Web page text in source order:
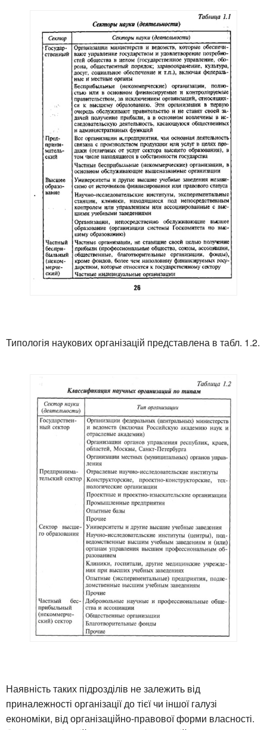
Типологія наукових організацій представлена в табл. 1.2.
Наявність таких підрозділів не залежить від приналежності організації до тієї чи іншої галузі економіки, від організаційно-правової форми власності. Серед організаційних структур інноваційного менеджменту особлива роль належить малим фірмам. Однією з найважливіших проблем інноваційного бізнесу є проблема фінансування. У вирішенні цієї проблеми беруть участь організації, що займаються підтримкою інноваційних фірм та підприємців. Такими організаціями є інкубатори бізнесу (бізнес-інкубатори) і інкубатори технологій. Розглянемо більш детально сутність та напрямки діяльності таких організацій. Зростання складності та комплексності наукових досліджень і розробок сприяло появі і розвитку бізнес-інкубаторів. Головне призначення «інкубаторів» - підтримка дрібного, переважно інноваційного, підприємництва. У різних літературних джерелах інкубатори називають по-різному: «інноваційний центр», «підприємницький центр», «технологічний бізнес-центр». Незважаючи на різні назви, відмінною рисою цієї форми організації інноваційної діяльності є те, що бізнес-інкубатори займаються розвитком не конкретного товару, а незалежного господарюючого суб'єкта. Перші бізнес-інкубатори з'явилися наприкінці 70-х - початку 80-х років і дотримувалися двох стратегічних ліній. Перша стратегія базувалася на наданні при створенні нових фірмам приміщень. Друга стратегія також передбачала виділення приміщень, але основним в ній було надання всякого роду послуг і патронаж фірм. У розвинених капіталістичних країнах під час створення і функціонування бізнес-інкубаторів практично використовується друга стратегія. Проте в Росії при вкрай високих ставках за оренду приміщень перший напрямок є суттєвою формою підтримки науково-технічного підприємництва. У країнах з ринковою економікою інкубатори організуються і фінансуються за рахунок коштів місцевих органів влади, університетів та інших навчальних закладів, промислових корпорацій, субсидій (часто зворотних) від центрального уряду. Разом з тим діяльність бізнес-інкубаторів базується на використанні значних обсягів капіталізованих коштів, тобто коштів, вже вкладених у нерухомість та науково-виробничі фонди, причому це - довготривалі і ризикові вкладення. В результаті створення бізнес-інкубаторів можуть здійснити тільки стабільні у фінансовому відношенні структури. Більшість бізнес-інкубаторів являють собою змішані підприємства. Серед них можна виділити чотири основних види: корпоративні; громадські; університетські; приватні. Бізнес-інкубатори розрізняються по переважному джерела фінансових коштів і за метою створення. Слід зазначити, що між бізнес-інкубаторами є серйозні відмінності, що робить неправомірним універсальний підхід при їх освіту. При створенні бізнес-інкубаторів велике значення має детальне опрацювання засновницьких документів. Як правило, процедура проходження фірм-клієнтів через бізнес-інкубатор передбачає чотири основні етапи. 1. Відбір клієнта з числа претендентів. Критеріями відбору є новизна ідеї та реальність її втілення в життя силами малої фірми. Якщо претендент визнається перспективним, з ним укладається договір на оренду приміщення, що вимагає щомісячного підтвердження сторін, який може бути розірваний за бажанням однієї з них. Тоді клієнт у місячний термін зобов'язаний звільнити займану площу. 2. Вселення і перший рік роботи в умовах технопарку. Клієнт отримує фінансову, технічну та іншу допомогу на пільгових умовах. Технопарковому структури надають висококласні консультації з організаційно-економічних аспектів діяльності малих фірм: ведення бухгалтерського обліку, податків, юридичних проблем, - з питань використання різноманітних урядових програм. 3. Становлення і зростання фірми, збільшення числа її працівників. 4. Вихід фірми. 5. Адміністрація допомагає «дозрілими» клієнту підшукати нове приміщення і переїхати. Більшість дрібних американських компаній, що користуються послугами бізнес-інкубаторів, як правило, пов'язані з використанням високих технологій. При цьому тільки 60% фірм на першому етапі існування покривають витрати самостійно. Слід також зазначити, що лише 50% фірм можуть представити обгрунтований бізнес-план своєї діяльності, отже, особливо важливо ефективне функціонування управлінського блоку бізнес-інкубатора. Успішна діяльність бізнес-інкубатора забезпечується гнучкою політикою в доборі потенційних клієнтів, надійної експертизою пропонованих до реалізації проектів і ідей, диференційованим підходом до діяльності інкубіруемих фірм на різних етапах їх функціонування. Доходи інкубаторів як комерційних підприємств складаються з таких джерел: орендна плата, що отримується від клієнтів, за наймання приміщень; продаж послуг різного роду; участь у прибутках тих інкубіруемих фірм, у які парк (інкубатор) як підприємство вклав свої кошти. Перші два джерела є основними, оскільки і приміщення і послуги зазвичай надаються на пільгових умовах. Однак при кваліфікованому відборі кандидатів (для цього потрібен великий конкурс, що в російських умовах цілком можливо) і хорошому управлінні останнє джерело може стати досить вагомим. З ним пов'язані перспективи діяльності бізнес-інкубаторів як комерційних підприємств. Бізнес-інкубатори сприяють прискоренню використання науково-технічних досягнень, розвитку підприємництва в області наукомістких технологій, сприяють структурним зрушенням в економіці, зростання зайнятості та добробуту. При оцінці діяльності бізнес-інкубаторів в міжнародній практиці використовуються такі показники: число фірм, що діють на площах бізнес-інкубатора; розміри цих фірм; їх вік і походження; спеціалізація фірм (наукомістка чи ні); • відсоток фірм, які припиняють свою діяльність на раз особистих етапах існування внаслідок: 1) комерційної неспроможності; 2) неспроможність закладених в її основу ідей або передумов; темпи зростання економічної діяльності клієнтів; перепрофілювання фірм у процесі самостійного існування. При цьому вагомість кожного з перерахованих критеріїв для різних бізнес-інкубаторів неоднакова. Якщо бізнес-інкубатор створений при науковому центрі і його основним завданням є комерціалізація нововведень, то на перший план висувається показник рівня наукоємності клієнтів у поєднанні з параметрами їх економічної діяльності. Якщо акцентуються проблеми пожвавлення економіки регіону, боротьба з безробіттям, то важливішим є загальне число робочих місць, вік фірми і її походження. Адже якщо парк (інкубатор) поповнюється не за рахунок новостворених підприємств, а за рахунок переїзду вже існуючих, то для регіону ефект від бізнес-інкубатора буде нульовим, хоча в плані комерційної діяльності інкубатора це і вигідно. У країнах з розвиненою ринковою економікою комбінація сильного наукового центру з науковим парком інкубаторських типу довела свою ефективність. В умовах Росії інкубаторських структури можуть бути організовані на базі вищих навчальних закладів і наукових центрів. Разом з тим, з огляду на недостатнє фінансування вищої школи, доцільно залучення великих фінансових інвесторів, насамперед в особі комерційних банків та інвестиційних фондів. Найбільш перспективним представляється спеціалізація бізнес-інкубаторів на підтримці фірм, які здійснюють вихід на ринок, у тому числі на світовій, з якісно новими товарами, що здійснюються з використанням нових технічних і технологічних принципів, що забезпечують практичне застосування фундаментальних і прикладних досліджень у виробництві товарів, наданні послуг, вдосконалення організації виробництва. Залежно від спеціалізації бізнес-інкубатора формуються і визначаються умови для його створення: необхідний обсяг фінансових коштів; матеріально-технічна база; принципи відбору потенційних клієнтів; характер послуг, що надаються; принципи взаємин з фірмами, що виходять з бізнес-інкубатора. Діяльність бізнес-інкубаторів здійснюється відповідно до вибраної стратегії. Однак при будь-якому варіанті стратегії обов'язкова наявність в бізнес-інкубаторі наступних високопрофесійних структур: експертної ради, що здійснює оцінку клієнтів для «витримки», відповідно до обраної спеціалізації бізнес-інкубатора; керуючого блоку бізнес-інкубатора, у функції якого крім управління незалежної господарської структурою входять: 1) розробка та коригування індивідуальної програми проходження інкубіруемой фірмою всіх етапів її життєдіяльності в бізнес-інкубаторі; 2) визначення індивідуально для кожної інкубіруемой фірми достатнього обсягу пільг; 3) вироблення економічної та фінансової політики взаємин з вийшли з інкубатора фірмами. Перелічені специфічні функції керуючого блоку є найбільш складними в організаційному і правовому аспектах. Помилки при їх практичної реалізації можуть призвести до негативних наслідків. Створення бізнес-інкубаторів сприяє прискоренню науково-технічного прогресу, без чого неможливі вихід економіки з кризи і її конкурентоспроможність. Інкубатори бізнесу допомагають вирішити проблеми підтримки науково-технічного підприємництва. Розглянемо коло цих завдань. Інкубатори бізнесу вирішують завдання підтримки малих, новостворених фірм та підприємців-початківців. Вони є відносно невеликими організаціями з «виходжуванню» молодих «неоперених» фірм та підприємців-початківців. Існує два види інкубаторів бізнесу: інкубатори наукоємного бізнесу і інкубатори низькотехнологічних фірм. Для Європи характерні інкубатори першого типу, а для США - другий. Інкубатор бізнесу може бути автономним, тобто самостійної господарської одиницею з правами юридичної особи. Він діє у складі технопарку (в цьому випадку його називають інкубатором технологій). Інкубатор бізнесу надає весь комплекс послуг для виконання робіт по становленню і розвитку малих, новостворених і знаходяться на ранній стадії розвитку фірм. Автономно діючі інкубатори вирішують завдання підтримки нетехнологічні підприємництва і фірм звичайних технологій. Інкубатори бізнесу, що знаходяться у складі технопарку, орієнтовані на роботу в галузях високих технологій, підтримку малих початківців інноваційних підприємств, малого інноваційного бізнесу в науково-технічній сфері. Зміна бізнес-середов